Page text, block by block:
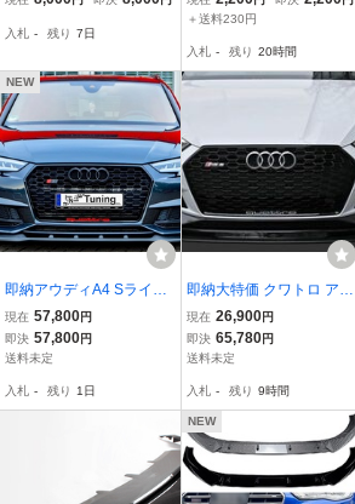
アロバンパーアンダーグ
ック
入札 - 残り 7日
リアワイパーレスキット
単手順書つき♪♪
＋送料230円
入札 - 残り 20時間
NEW
即納アウディA4 Sライン
& S4 B9前期フロントリッ
プスポイラー ウイングレ
ット エアロ スプリッター
カナード
現在 57,800円
即決 57,800円
送料未定
入札 - 残り 1日
即納大特価 クワトロ アウ
ディF5 A5 S5 前期用 RS
仕様 ハニカムセンターグ
リル/ラジエターグリル/R
ントブラック
現在 26,900円
即決 65,780円
送料未定
入札 - 残り 9時間
NEW